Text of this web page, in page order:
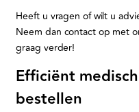
Heeft u vragen of wilt u
Neem dan contact op met
graag verder!
Efficiënt
bestellen